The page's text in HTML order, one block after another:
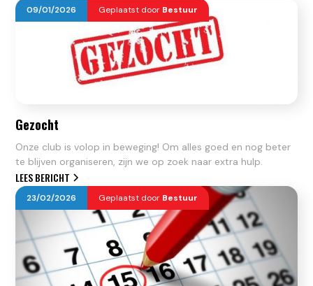
09/01/2026 Geplaatst door Bestuur
Gezocht
Onze club is volop in beweging! Om alles goed en nog beter
te blijven organiseren, zijn we op zoek naar extra hulp.
LEES BERICHT
23/02/2026 Geplaatst door Bestuur